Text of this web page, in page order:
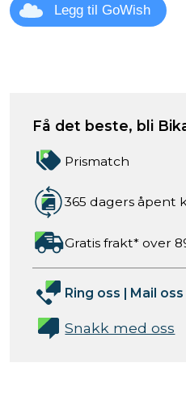
Legg til GoWish
Få det beste, bli
Prismatch
365 dagers åpent
Gratis frakt* over
Ring oss | Mail oss
Snakk med oss